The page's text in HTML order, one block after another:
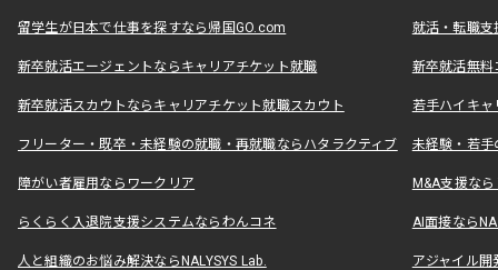
留学生が日本で仕事を探すなら帰国GO.com 就活・転職
新卒就活エージェントならキャリアチケット就職 新卒就活無料
新卒就活スカウトならキャリアチケット就職スカウト 若手ハイキ
フリーター・既卒・未経験の就職・再就職ならハタラクティブ 未経験・若手
障がい者雇用ならワークリア M&A支援な
らくらく入退院支援システムならわんコネ AI面接なら
人と組織のお悩み解決ならNALYSYS Lab. アジャイル